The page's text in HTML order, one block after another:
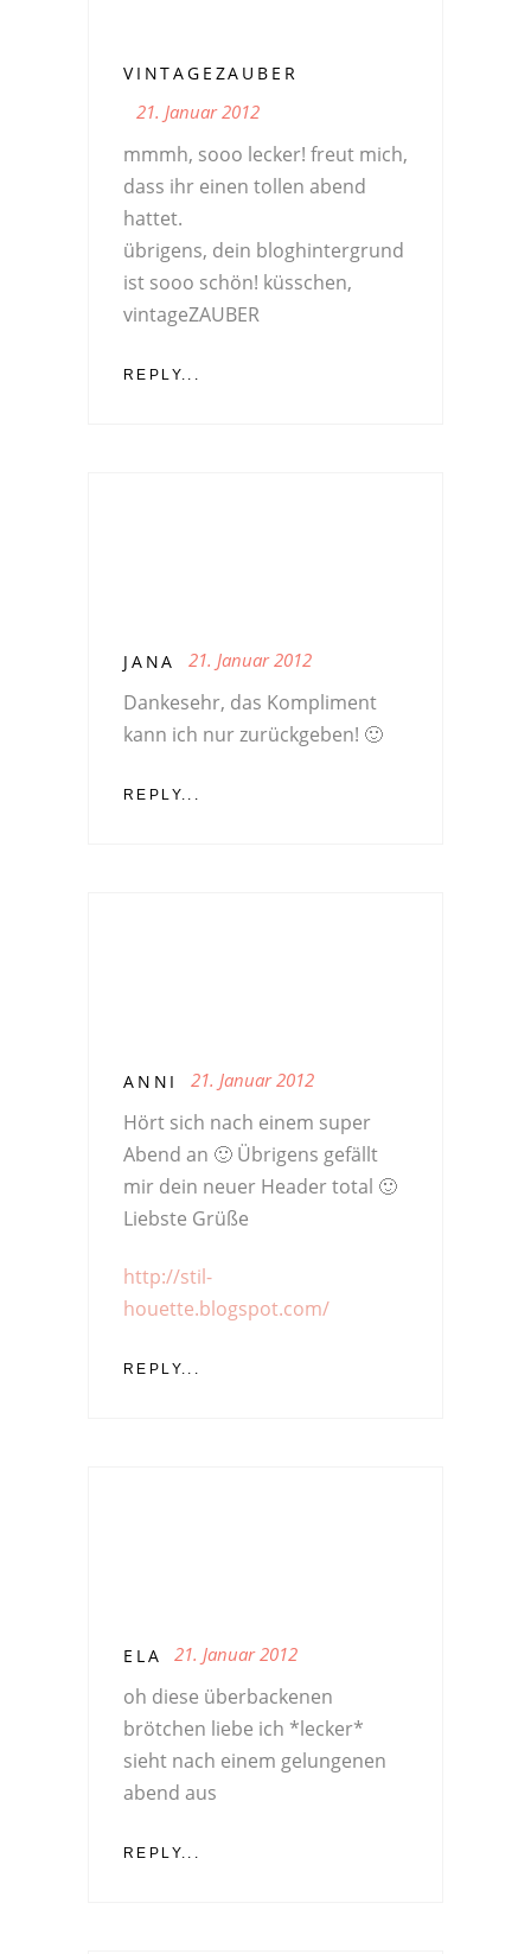
VINTAGEZAUBER
21. Januar 2012
mmmh, sooo lecker! freut mich,
dass ihr einen tollen abend
hattet.
übrigens, dein bloghintergrund
ist sooo schön! küsschen,
vintageZAUBER
REPLY...
JANA 21. Januar 2012
Dankesehr, das Kompliment
kann ich nur zurückgeben! 🙂
REPLY...
ANNI 21. Januar 2012
Hört sich nach einem super
Abend an 🙂 Übrigens gefällt
mir dein neuer Header total 🙂
Liebste Grüße
http://stil-
houette.blogspot.com/
REPLY...
ELA 21. Januar 2012
oh diese überbackenen
brötchen liebe ich *lecker*
sieht nach einem gelungenen
abend aus
REPLY...